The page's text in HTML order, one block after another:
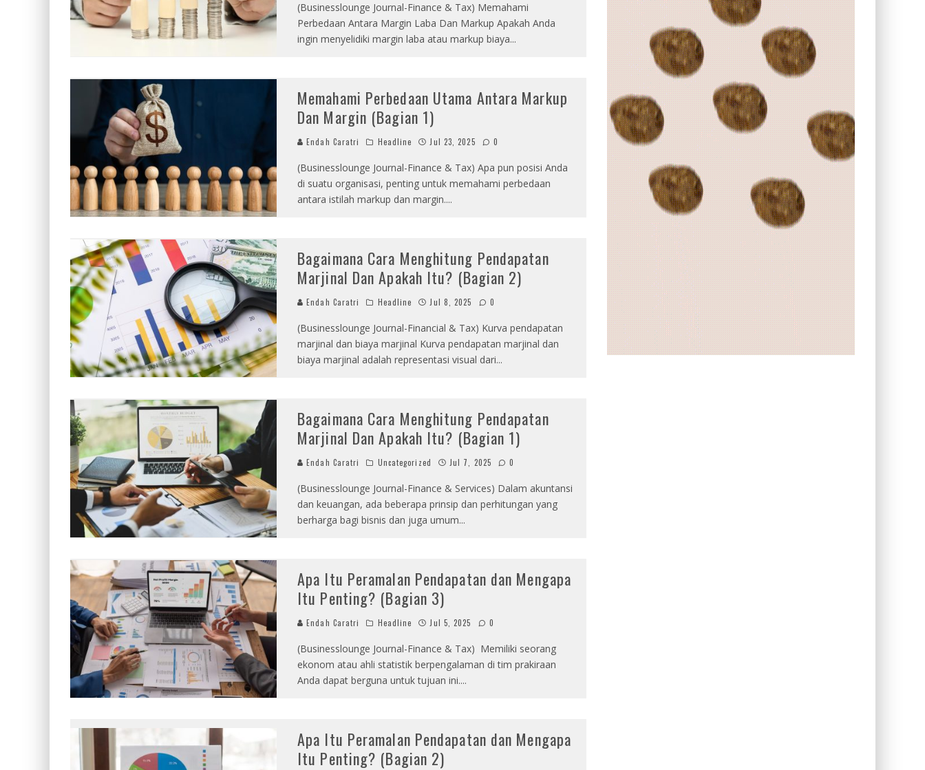
(Businesslounge Journal-Finance & Tax) Memahami
Perbedaan Antara Margin Laba Dan Markup Apakah Anda
ingin menyelidiki margin laba atau markup biaya...
Memahami Perbedaan Utama Antara Markup
Dan Margin (Bagian 1)
Endah Caratri Headline Jul 23, 2025 0
(Businesslounge Journal-Finance & Tax) Apa pun posisi Anda
di suatu organisasi, penting untuk memahami perbedaan
antara istilah markup dan margin....
Bagaimana Cara Menghitung Pendapatan
Marjinal Dan Apakah Itu? (Bagian 2)
Endah Caratri Headline Jul 8, 2025 0
(Businesslounge Journal-Financial & Tax) Kurva pendapatan
marjinal dan biaya marjinal Kurva pendapatan marjinal dan
biaya marjinal adalah representasi visual dari...
Bagaimana Cara Menghitung Pendapatan
Marjinal Dan Apakah Itu? (Bagian 1)
Endah Caratri Uncategorized Jul 7, 2025 0
(Businesslounge Journal-Finance & Services) Dalam akuntansi
dan keuangan, ada beberapa prinsip dan perhitungan yang
berharga bagi bisnis dan juga umum...
Apa Itu Peramalan Pendapatan dan Mengapa
Itu Penting? (Bagian 3)
Endah Caratri Headline Jul 5, 2025 0
(Businesslounge Journal-Finance & Tax) Memiliki seorang
ekonom atau ahli statistik berpengalaman di tim prakiraan
Anda dapat berguna untuk tujuan ini....
Apa Itu Peramalan Pendapatan dan Mengapa
Itu Penting? (Bagian 2)